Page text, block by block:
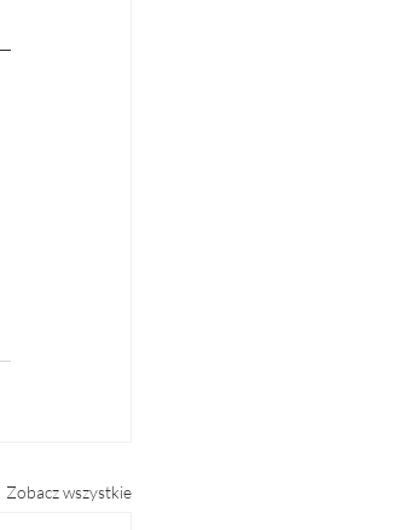
Zobacz wszystkie